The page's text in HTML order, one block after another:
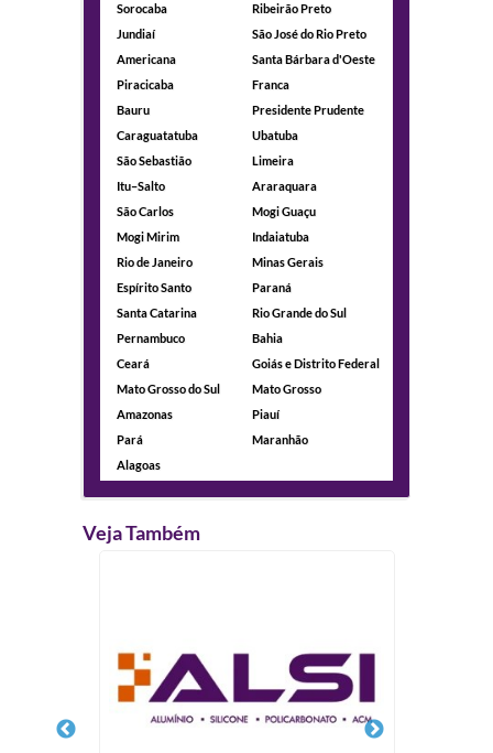
Sorocaba
Ribeirão Preto
Jundiaí
São José do Rio Preto
Americana
Santa Bárbara d'Oeste
Piracicaba
Franca
Bauru
Presidente Prudente
Caraguatatuba
Ubatuba
São Sebastião
Limeira
Itu–Salto
Araraquara
São Carlos
Mogi Guaçu
Mogi Mirim
Indaiatuba
Rio de Janeiro
Minas Gerais
Espírito Santo
Paraná
Santa Catarina
Rio Grande do Sul
Pernambuco
Bahia
Ceará
Goiás e Distrito Federal
Mato Grosso do Sul
Mato Grosso
Amazonas
Piauí
Pará
Maranhão
Alagoas
Veja Também